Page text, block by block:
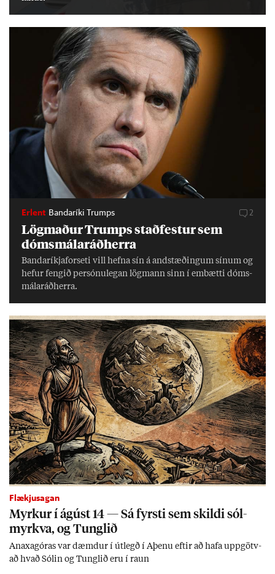
Erlent Bandaríki Trumps 2
Lög­mað­ur Trumps stað­fest­ur sem
dóms­mála­ráð­herra
Banda­ríkja­for­seti vill hefna sín á and­stæð­ing­um sín­um og
hef­ur feng­ið per­sónu­leg­an lög­mann sinn í embætti dóms­
mála­ráð­herra.
Flækjusagan
Myrk­ur í ág­úst 14 — Sá fyrsti sem skildi sól­
myrkva, og Tungl­ið
An­axagór­as var dæmd­ur í út­legð í Aþenu eft­ir að hafa upp­götv­
að hvað Sól­in og Tungl­ið eru í raun